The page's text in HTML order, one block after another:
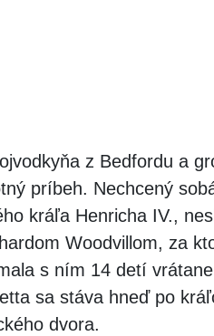
z Bedfordu a
príbeh. Nechcený
kráľa Henricha IV.,
Woodvillom, za
s ním 14 detí
sa stáva hneď po
dvora.